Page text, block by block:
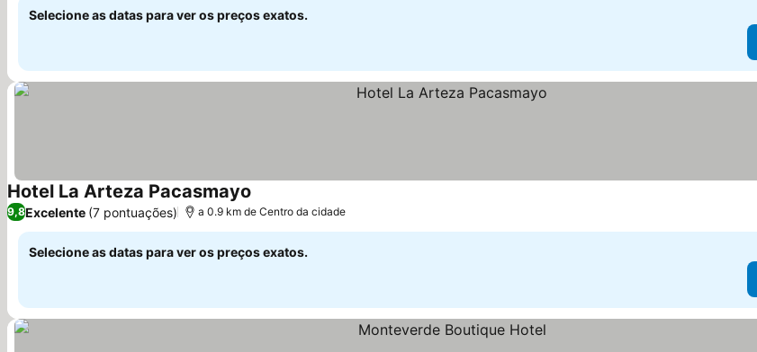
Selecione as datas para ver os preços exatos.
Hotel La Arteza Pacasmayo
9,8Excelente (7 pontuações) a 0.9 km de Centro da cidade
Selecione as datas para ver os preços exatos.